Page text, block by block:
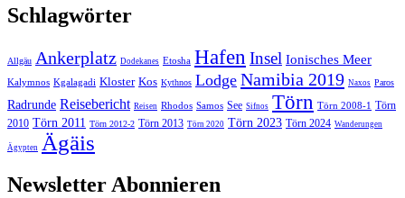
Schlagwörter
Allgäu Ankerplatz Dodekanes Etosha Hafen Insel Ionisches Meer
Kalymnos Kgalagadi Kloster Kos Kythnos Lodge Namibia 2019 Naxos Paros
Radrunde Reisebericht Reisen Rhodos Samos See Sifnos Törn Törn 2008-1 Törn
2010 Törn 2011 Törn 2012-2 Törn 2013 Törn 2020 Törn 2023 Törn 2024 Wanderungen
Ägypten Ägäis
Newsletter Abonnieren